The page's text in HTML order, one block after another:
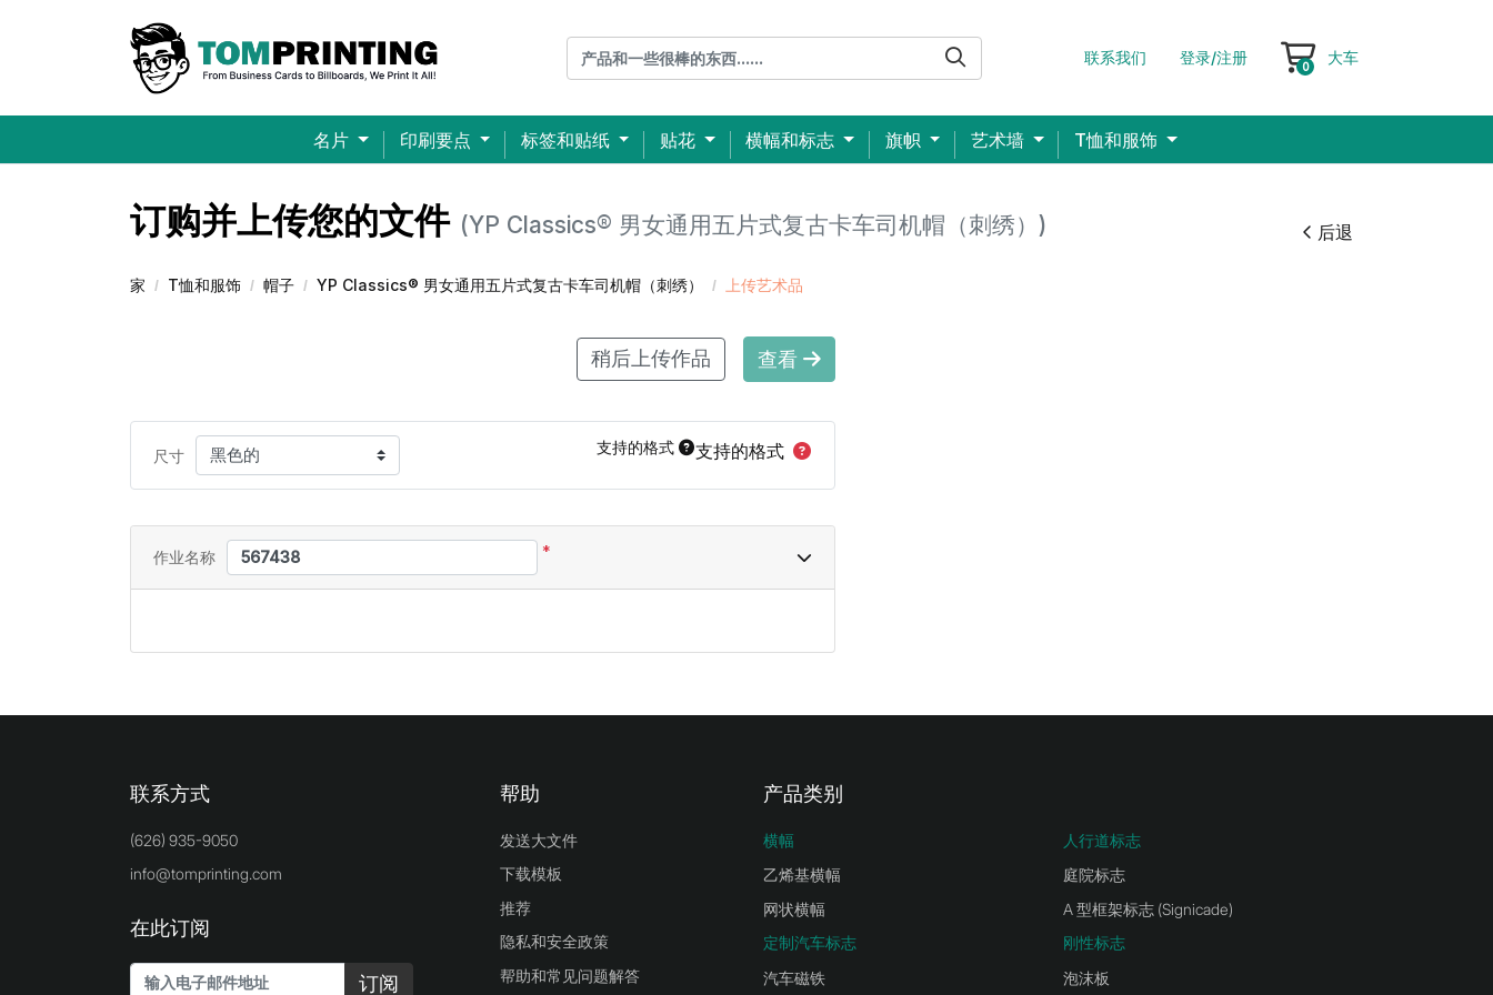
联系我们 登录/注册 大车 大车
0
名片 印刷要点 标签和贴纸 贴花 横幅和标志 旗帜 艺术墙 T恤和服饰
订购并上传您的文件 (YP Classics® 男女通用五片式复古卡车司机帽（刺绣）) 后退
家 T恤和服饰 帽子 YP Classics® 男女通用五片式复古卡车司机帽（刺绣） 上传艺术品
稍后上传作品 查看
尺寸 支持的格式 支持的格式
作业名称 *
联系方式
(626) 935-9050
info@tomprinting.com
在此订阅
订阅
帮助
发送大文件
下载模板
推荐
隐私和安全政策
帮助和常见问题解答
产品类别
横幅
乙烯基横幅
网状横幅
人行道标志
庭院标志
A 型框架标志 (Signicade)
定制汽车标志
汽车磁铁
刚性标志
泡沫板